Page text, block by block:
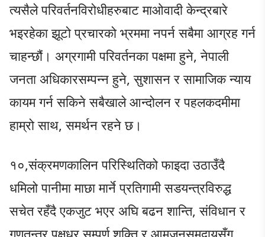
त्यसैले परिवर्तनविरोधीहरुबाट माओवादी केन्द्रबारे
भइरहेका झूटो प्रचारको भ्रममा नपर्न सबैमा आग्रह गर्न
चाहन्छौं। अग्रगामी परिवर्तनका पक्षमा हुने, नेपाली
जनता अधिकारसम्पन्न हुने, सुशासन र सामाजिक न्याय
कायम गर्न सकिने सबैखाले आन्दोलन र पहलकदमीमा
हाम्रो साथ, समर्थन रहने छ।
१०,संक्रमणकालिन परिस्थितिको फाइदा उठाउँदै
धमिलो पानीमा माछा मार्ने प्रतिगामी सडयन्त्रविरुद्ध
सचेत रहँदै एकजुट भएर अघि बढन शान्ति, संविधान र
गणतन्त्र पक्षधर सम्पूर्ण शक्ति र आमजनसमुदायसँग